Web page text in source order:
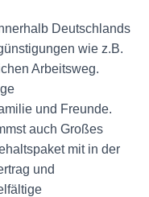
Deutschlands
wie z.B.
Arbeitsweg.
und Freunde.
auch Großes
mit in der
und